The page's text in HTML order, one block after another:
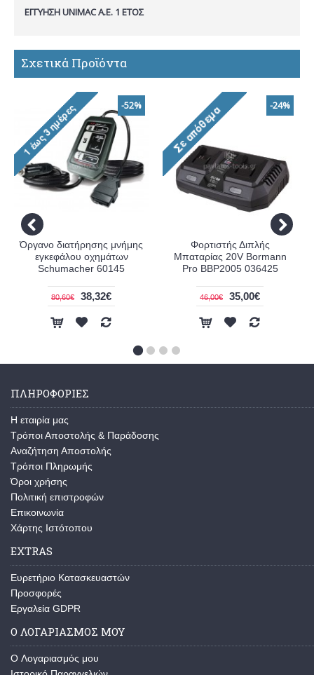
ΕΓΓΥΗΣΗ UNIMAC A.E. 1 ΕΤΟΣ
Σχετικά Προϊόντα
-52%
Όργανο διατήρησης μνήμης
εγκεφάλου οχημάτων
Schumacher 60145
80,60€ 38,32€
-24%
Φορτιστής Διπλής
Μπαταρίας 20V Bormann
Pro BBP2005 036425
46,00€ 35,00€
ΠΛΗΡΟΦΟΡΙΕΣ
Η εταιρία μας
Τρόποι Αποστολής & Παράδοσης
Αναζήτηση Αποστολής
Τρόποι Πληρωμής
Όροι χρήσης
Πολιτική επιστροφών
Επικοινωνία
Χάρτης Ιστότοπου
EXTRAS
Ευρετήριο Κατασκευαστών
Προσφορές
Εργαλεία GDPR
Ο ΛΟΓΑΡΙΑΣΜΟΣ ΜΟΥ
O Λογαριασμός μου